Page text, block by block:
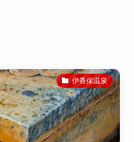
伊香保温泉